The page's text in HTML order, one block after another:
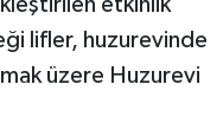
etkinlik
lifler, huzurevinde
üzere Huzurevi